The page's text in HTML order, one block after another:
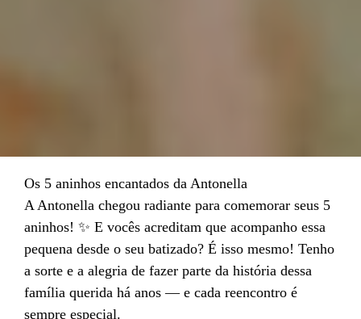
Os 5 aninhos encantados da Antonella
A Antonella chegou radiante para comemorar seus 5
aninhos! ✨ E vocês acreditam que acompanho essa
pequena desde o seu batizado? É isso mesmo! Tenho
a sorte e a alegria de fazer parte da história dessa
família querida há anos — e cada reencontro é
sempre especial.